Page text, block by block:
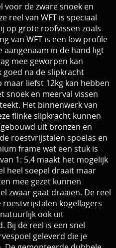
voor de zware snoek en
reel van WFT is speciaal
op grote roofvissen zoals
van WFT is een low profile
aangenaam in de hand ligt
mee geworpen kan
na de slipkracht
maar liefst 12kg kan hebben
snoek en meerval vissen
Het binnenwerk van
flinke slipkracht kunnen
uit bronzen en
roestvrijstalen spoelas en
frame wat een stuk is
1: 5,4 maakt het mogelijk
heel soepel draait maar
mee gezet kunnen
zwaar gaat draaien. De reel
roestvrijstalen kogellagers
ook uit
Bij de reel is een snel
geleverd die je